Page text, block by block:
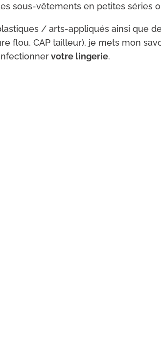
sous-vêtements en petites séries
/ arts-appliqués ainsi que
flou, CAP tailleur), je mets mon
votre lingerie.